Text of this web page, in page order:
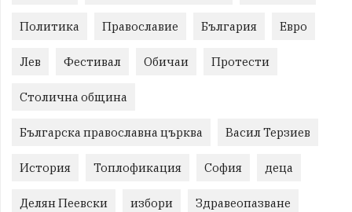
Политика Православие България Евро
Лев Фестивал Обичаи Протести
Столична община
Българска православна църква Васил Терзиев
История Топлофикация София деца
Делян Пеевски избори Здравеопазване